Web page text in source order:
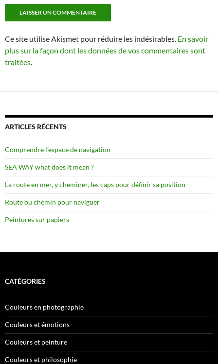
Ce site utilise Akismet pour réduire les indésirables. En savoir
plus sur la façon dont les données de vos commentaires sont
traitées.
ARTICLES RÉCENTS
Comprendre l’espace de navigation
SEA WAY what does it mean ?
La route en mer, y cheminer, les caps pour définir sa position
Route ou chemin pour naviguer
Peintures sur papiers
CATÉGORIES
Couleurs en photographie
Couleurs et émotions
Couleurs et peinture
Couleurs et philosophie